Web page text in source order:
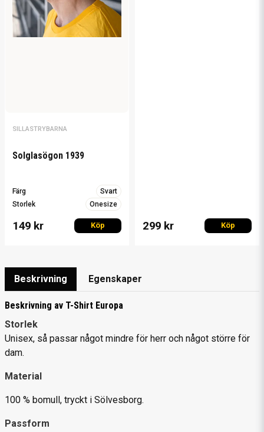
Beskrivning Egenskaper
Beskrivning av T-Shirt Europa
Storlek
Unisex, så passar något mindre för herr och något större för
dam.
Material
100 % bomull, tryckt i Sölvesborg.
Passform
SILLASTRYBARNA
Solglasögon 1939
Färg
Svart
Storlek
Onesize
149 kr Köp 299 kr Köp